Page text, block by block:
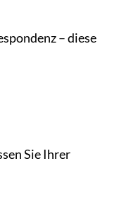
– diese
Sie Ihrer